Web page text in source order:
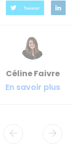
Céline Faivre
En savoir plus